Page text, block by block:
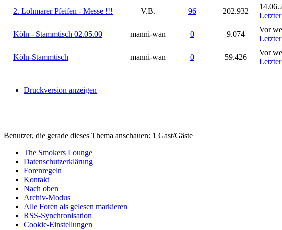
2. Lohmarer Pfeifen - Messe !!! V.B. 96 202.932
Köln - Stammtisch 02.05.00 manni-wan 0 9.074
Vor
Köln-Stammtisch manni-wan 0 59.426
Vor
Druckversion anzeigen
Benutzer, die gerade dieses Thema anschauen: 1 Gast/Gäste
The Smokers Lounge
Datenschutzerklärung
Forenregeln
Kontakt
Nach oben
Archiv-Modus
Alle Foren als gelesen markieren
RSS-Synchronisation
Cookie-Einstellungen